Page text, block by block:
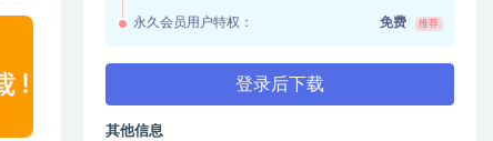
永久会员用户特权： 免费 推荐
登录后下载
其他信息